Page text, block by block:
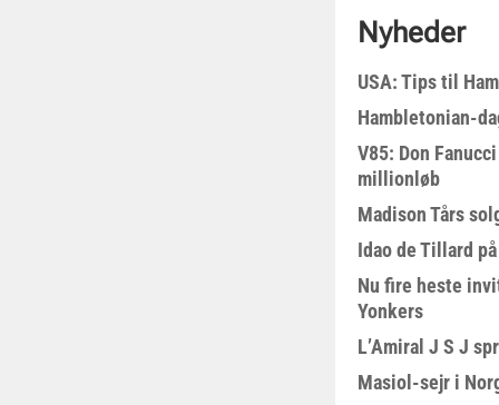
Nyheder
USA: Tips til
Hambletonian-
V85: Don
millionløb
Madison Tårs
Idao de Tillard
Nu fire heste
Yonkers
L’Amiral J S J
Masiol-sejr i